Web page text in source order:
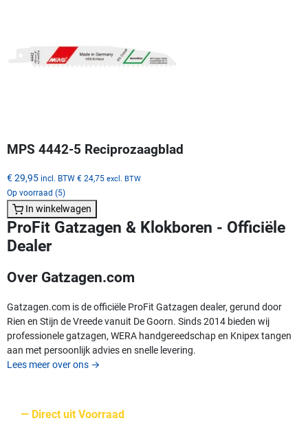
MPS 4442-5 Reciprozaagblad
€ 29,95 incl. BTW € 24,75 excl. BTW
Op voorraad (5)
In winkelwagen
ProFit Gatzagen & Klokboren - Officiële
Dealer
Over Gatzagen.com
Gatzagen.com is de officiële ProFit Gatzagen dealer, gerund door
Rien en Stijn de Vreede vanuit De Goorn. Sinds 2014 bieden wij
professionele gatzagen, WERA handgereedschap en Knipex tangen
aan met persoonlijk advies en snelle levering.
Lees meer over ons →
— Direct uit Voorraad